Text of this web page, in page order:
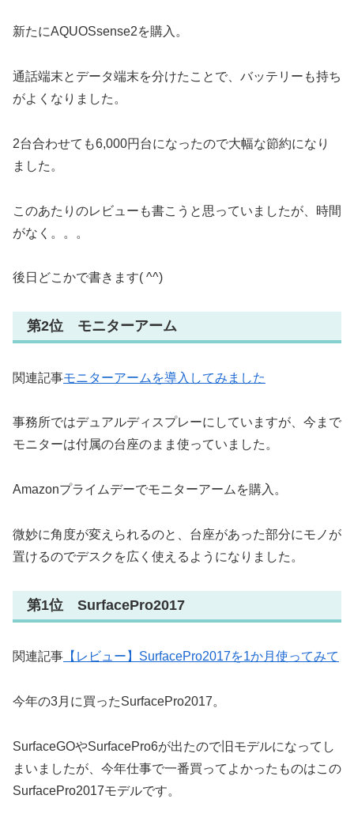
新たにAQUOSsense2を購入。
通話端末とデータ端末を分けたことで、バッテリーも持ち
がよくなりました。
2台合わせても6,000円台になったので大幅な節約になり
ました。
このあたりのレビューも書こうと思っていましたが、時間
がなく。。。
後日どこかで書きます( ^^)
第2位 モニターアーム
関連記事モニターアームを導入してみました
事務所ではデュアルディスプレーにしていますが、今まで
モニターは付属の台座のまま使っていました。
Amazonプライムデーでモニターアームを購入。
微妙に角度が変えられるのと、台座があった部分にモノが
置けるのでデスクを広く使えるようになりました。
第1位 SurfacePro2017
関連記事 【レビュー】SurfacePro2017を1か月使ってみて
今年の3月に買ったSurfacePro2017。
SurfaceGOやSurfacePro6が出たので旧モデルになってし
まいましたが、今年仕事で一番買ってよかったものはこの
SurfacePro2017モデルです。